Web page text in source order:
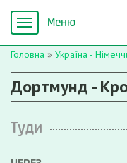
Головна » Україна -
Дортмунд -
Туди